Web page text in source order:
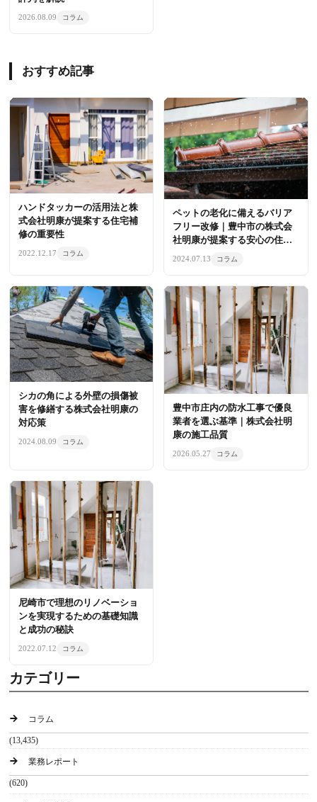
2026.08.09 コラム
おすすめ記事
ハンドタッカーの活用法と株
式会社明康が提案する住宅補
修の重要性
2022.12.17 コラム
ペットの老化に備えるバリア
フリー改修｜豊中市の株式会
社明康が提案する安心の住ま
い
2024.07.13 コラム
シカの角による外壁の損傷被
害を修繕する株式会社明康の
対応策
2024.08.09 コラム
豊中市庄内の防水工事で優良
業者を選ぶ基準｜株式会社明
康の施工品質
2026.05.27 コラム
尼崎市で理想のリノベーショ
ンを実現するための基礎知識
と成功の秘訣
2022.07.12 コラム
カテゴリー
コラム
(13,435)
業務レポート
(620)